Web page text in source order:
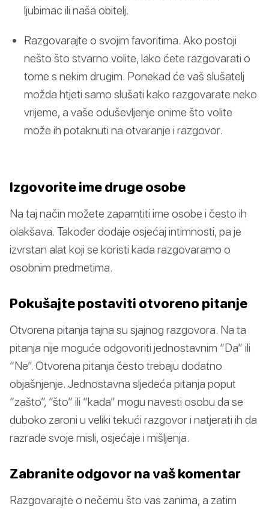
ljubimac ili naša obitelj.
Razgovarajte o svojim favoritima. Ako postoji
nešto što stvarno volite, lako ćete razgovarati o
tome s nekim drugim. Ponekad će vaš slušatelj
možda htjeti samo slušati kako razgovarate neko
vrijeme, a vaše oduševljenje onime što volite
može ih potaknuti na otvaranje i razgovor.
Izgovorite ime druge osobe
Na taj način možete zapamtiti ime osobe i često ih
olakšava. Također dodaje osjećaj intimnosti, pa je
izvrstan alat koji se koristi kada razgovaramo o
osobnim predmetima.
Pokušajte postaviti otvoreno pitanje
Otvorena pitanja tajna su sjajnog razgovora. Na ta
pitanja nije moguće odgovoriti jednostavnim “Da” ili
“Ne”. Otvorena pitanja često trebaju dodatno
objašnjenje. Jednostavna sljedeća pitanja poput
“zašto”, “što” ili “kada” mogu navesti osobu da se
duboko zaroni u veliki tekući razgovor i natjerati ih da
razrade svoje misli, osjećaje i mišljenja.
Zabranite odgovor na vaš komentar
Razgovarajte o nečemu što vas zanima, a zatim